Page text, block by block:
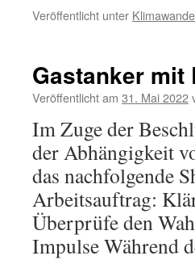
Veröffentlicht unter
Gastanker mit
Veröffentlicht am 31. Mai 2022
Im Zuge der
der Abhängigkeit
das nachfolgende
Arbeitsauftrag:
Überprüfe den
Impulse Während